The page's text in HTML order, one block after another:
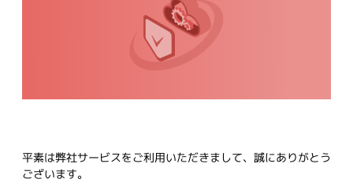
平素は弊社サービスをご利用いただきまして、誠にありがとう
ございます。